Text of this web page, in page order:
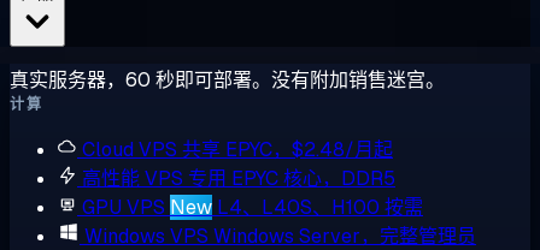
真实服务器，60 秒即可部署。没有附加销售迷宫。
计算
Cloud VPS 共享 EPYC，$2.48/月起
高性能 VPS 专用 EPYC 核心，DDR5
GPU VPS New L4、L40S、H100 按需
Windows VPS Windows Server，完整管理员